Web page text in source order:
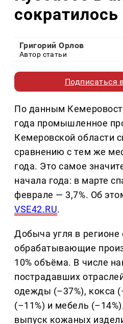
сократилось
Григорий Орлов
Автор статьи
Подписаться
По данным
года промышленное
Кемеровской области
сравнению с тем же
года. Это самое
начала года: в марте
феврале — 3,7%. Об
VSE42.RU.
Добыча угля в регионе
обрабатывающие
10% объёма. В числе
пострадавших
одежды (–37%), кокса
(–11%) и мебель
выпуск кожаных